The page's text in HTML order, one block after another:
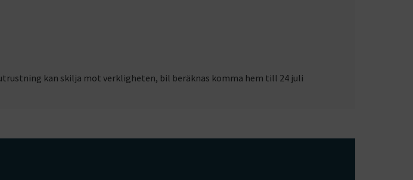
kan skilja mot verkligheten, bil beräknas komma hem till 24 juli